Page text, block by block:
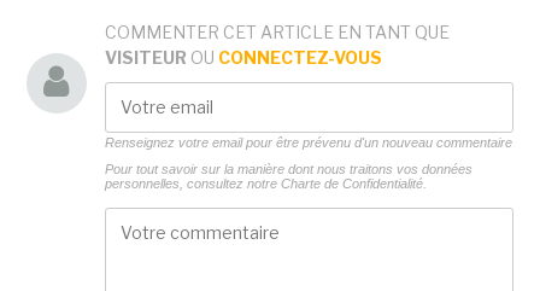
COMMENTER CET ARTICLE EN TANT QUE
VISITEUR OU CONNECTEZ-VOUS
Renseignez votre email pour être prévenu d'un nouveau commentaire
Pour tout savoir sur la manière dont nous traitons vos données
personnelles, consultez notre Charte de Confidentialité.